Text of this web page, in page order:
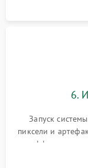
6.
Запуск
пиксели и
микрофона и